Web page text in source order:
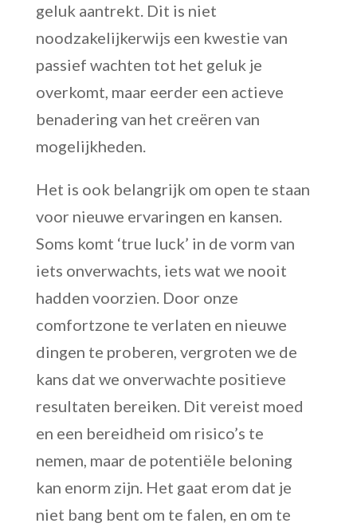
geluk aantrekt. Dit is niet
noodzakelijkerwijs een kwestie van
passief wachten tot het geluk je
overkomt, maar eerder een actieve
benadering van het creëren van
mogelijkheden.
Het is ook belangrijk om open te staan
voor nieuwe ervaringen en kansen.
Soms komt ‘true luck’ in de vorm van
iets onverwachts, iets wat we nooit
hadden voorzien. Door onze
comfortzone te verlaten en nieuwe
dingen te proberen, vergroten we de
kans dat we onverwachte positieve
resultaten bereiken. Dit vereist moed
en een bereidheid om risico’s te
nemen, maar de potentiële beloning
kan enorm zijn. Het gaat erom dat je
niet bang bent om te falen, en om te